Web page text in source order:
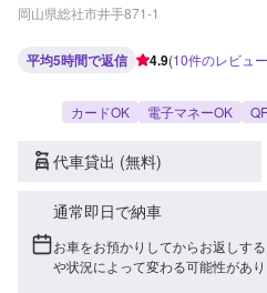
岡山県総社市井手871-1
平均5時間で返信 4.9(10件のレビュー
カードOK 電子マネーOK
代車貸出 (無料)
通常即日で納車
お車をお預かりしてからお返しす
や状況によって変わる可能性があり